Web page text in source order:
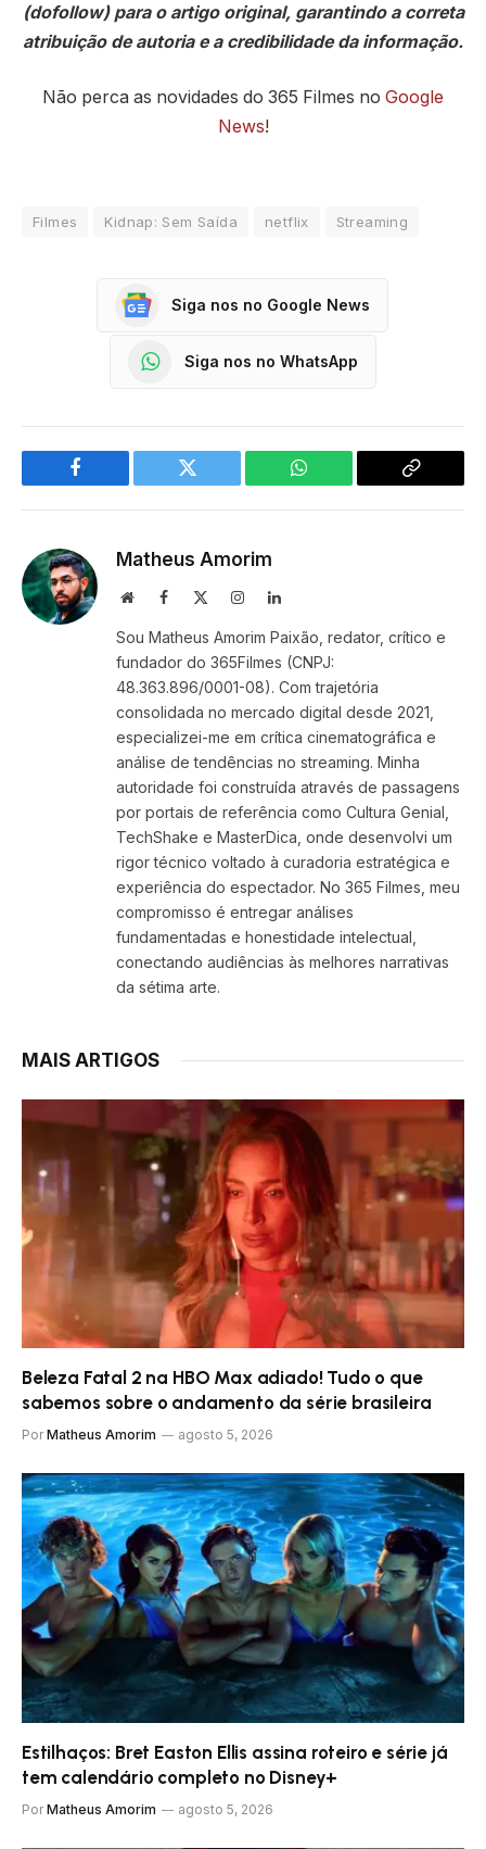
(dofollow) para o artigo original, garantindo a correta
atribuição de autoria e a credibilidade da informação.
Não perca as novidades do 365 Filmes no Google
News!
Filmes Kidnap: Sem Saída netflix Streaming
Siga nos no Google News
Siga nos no WhatsApp
Facebook Twitter WhatsApp
Copy
Matheus Amorim
WebsiteFacebook InstagramLinkedIn
Sou Matheus Amorim Paixão, redator, crítico e
fundador do 365Filmes (CNPJ:
48.363.896/0001-08). Com trajetória
consolidada no mercado digital desde 2021,
especializei-me em crítica cinematográfica e
análise de tendências no streaming. Minha
autoridade foi construída através de passagens
por portais de referência como Cultura Genial,
TechShake e MasterDica, onde desenvolvi um
rigor técnico voltado à curadoria estratégica e
experiência do espectador. No 365 Filmes, meu
compromisso é entregar análises
fundamentadas e honestidade intelectual,
conectando audiências às melhores narrativas
da sétima arte.
MAIS ARTIGOS
Beleza Fatal 2 na HBO Max adiado! Tudo o que
sabemos sobre o andamento da série brasileira
Por Matheus Amorim agosto 5, 2026
Estilhaços: Bret Easton Ellis assina roteiro e série já
tem calendário completo no Disney+
Por Matheus Amorim agosto 5, 2026